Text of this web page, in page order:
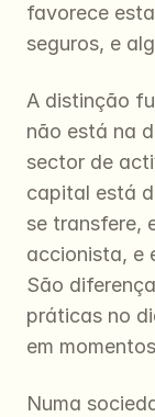
favorece
seguros, e
A distinção
não está na
sector de
capital está
se transfere,
accionista, e
São
práticas no
em
Numa